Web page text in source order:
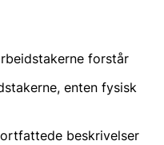
forstår
enten fysisk
beskrivelser